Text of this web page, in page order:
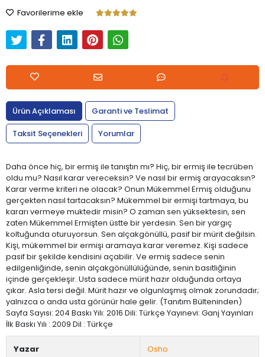
Favorilerime ekle
Ürün Açıklaması
Garanti ve Teslimat
Taksit Seçenekleri
Yorumlar
Daha önce hiç, bir ermiş ile tanıştın mı? Hiç, bir ermiş ile tecrüben
oldu mu? Nasıl karar vereceksin? Ve nasıl bir ermiş arayacaksın?
Karar verme kriteri ne olacak? Onun Mükemmel Ermiş olduğunu
gerçekten nasıl tartacaksın? Mükemmel bir ermişi tartmaya, bu
kararı vermeye muktedir misin? O zaman sen yüksektesin, sen
zaten Mükemmel Ermişten üstte bir yerdesin. Sen bir yargıç
koltuğunda oturuyorsun. Sen alçakgönüllü, pasif bir mürit değilsin.
Kişi, mükemmel bir ermişi aramaya karar veremez. Kişi sadece
pasif bir şekilde kendisini açabilir. Ve ermiş sadece senin
edilgenliğinde, senin alçakgönüllülüğünde, senin basitliğinin
içinde gerçekleşir. Usta sadece mürit hazır olduğunda ortaya
çıkar. Asla tersi değil. Mürit hazır ve olgunlaşmış olmak zorundadır;
yalnızca o anda usta görünür hale gelir. (Tanıtım Bülteninden)
Sayfa Sayısı: 204 Baskı Yılı: 2016 Dili: Türkçe Yayınevi: Ganj Yayınları
İlk Baskı Yılı : 2009 Dil : Türkçe
Yazar Osho